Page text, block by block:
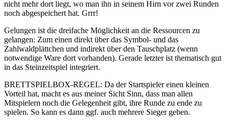
nicht mehr dort liegt, wo man ihn in seinem Hirn vor zwei Runden
noch abgespeichert hat. Grrr!
Gelungen ist die dreifache Möglichkeit an die Ressourcen zu
gelangen: Zum einen direkt über das Symbol- und das
Zahlwaldplättchen und indirekt über den Tauschplatz (wenn
notwendige Ware dort vorhanden). Gerade letzter ist thematisch gut
in das Steinzeitspiel integriert.
BRETTSPIELBOX-REGEL: Da der Startspieler einen kleinen
Vorteil hat, macht es aus meiner Sicht Sinn, dass man allen
Mitspielern noch die Gelegenheit gibt, ihre Runde zu ende zu
spielen. So kann es dann ggf. auch mehrere Sieger geben.